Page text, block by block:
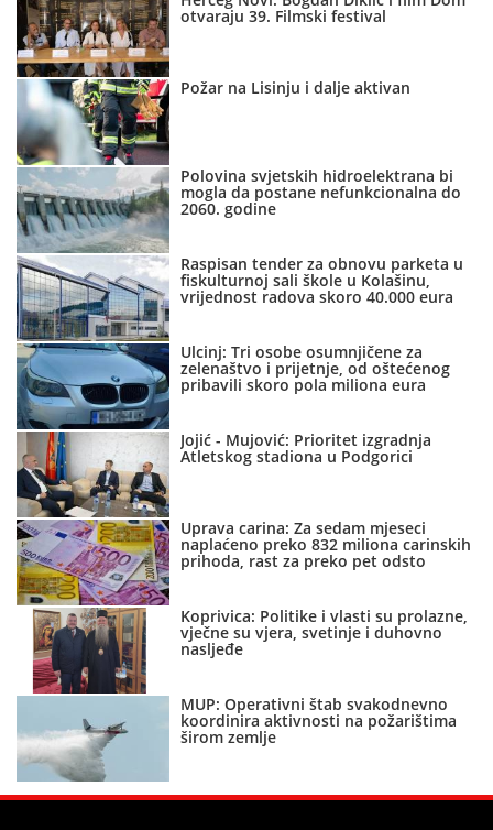
otvaraju 39. Filmski festival
Požar na Lisinju i dalje aktivan
Polovina svjetskih hidroelektrana bi
mogla da postane nefunkcionalna do
2060. godine
Raspisan tender za obnovu parketa u
fiskulturnoj sali škole u Kolašinu,
vrijednost radova skoro 40.000 eura
Ulcinj: Tri osobe osumnjičene za
zelenaštvo i prijetnje, od oštećenog
pribavili skoro pola miliona eura
Jojić - Mujović: Prioritet izgradnja
Atletskog stadiona u Podgorici
Uprava carina: Za sedam mjeseci
naplaćeno preko 832 miliona carinskih
prihoda, rast za preko pet odsto
Koprivica: Politike i vlasti su prolazne,
vječne su vjera, svetinje i duhovno
nasljeđe
MUP: Operativni štab svakodnevno
koordinira aktivnosti na požarištima
širom zemlje